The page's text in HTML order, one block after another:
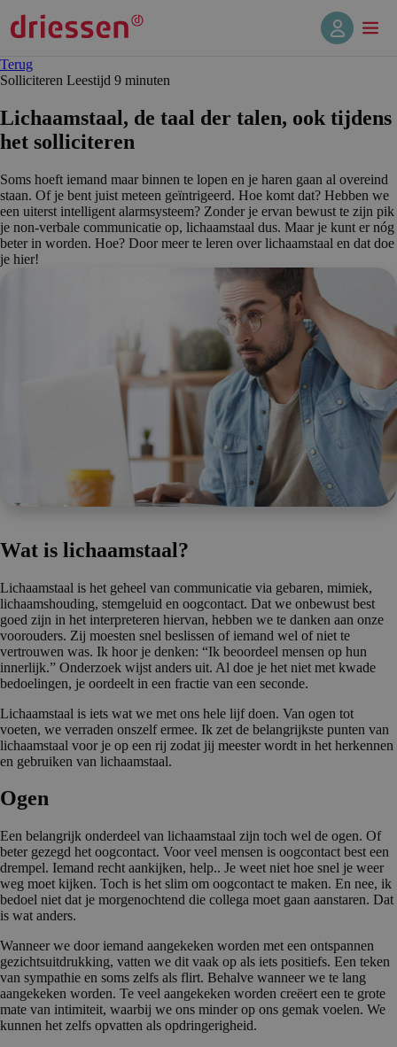
Terug
Solliciteren Leestijd 9 minuten
Lichaams­taal, de taal der talen, ook tijdens
het solliciteren
Soms hoeft iemand maar binnen te lopen en je haren gaan al overeind
staan. Of je bent juist meteen geïntrigeerd. Hoe komt dat? Hebben we
een uiterst intelligent alarmsysteem? Zonder je ervan bewust te zijn pik
je non-verbale communicatie op, lichaamstaal dus. Maar je kunt er nóg
beter in worden. Hoe? Door meer te leren over lichaamstaal en dat doe
je hier!
Wat is lichaams­taal?
Lichaamstaal is het geheel van communicatie via gebaren, mimiek,
lichaamshouding, stemgeluid en oogcontact. Dat we onbewust best
goed zijn in het interpreteren hiervan, hebben we te danken aan onze
voorouders. Zij moesten snel beslissen of iemand wel of niet te
vertrouwen was. Ik hoor je denken: “Ik beoordeel mensen op hun
innerlijk.” Onderzoek wijst anders uit. Al doe je het niet met kwade
bedoelingen, je oordeelt in een fractie van een seconde.
Lichaamstaal is iets wat we met ons hele lijf doen. Van ogen tot
voeten, we verraden onszelf ermee. Ik zet de belangrijkste punten van
lichaamstaal voor je op een rij zodat jij meester wordt in het herkennen
en gebruiken van lichaamstaal.
Ogen
Een belangrijk onderdeel van lichaamstaal zijn toch wel de ogen. Of
beter gezegd het oogcontact. Voor veel mensen is oogcontact best een
drempel. Iemand recht aankijken, help.. Je weet niet hoe snel je weer
weg moet kijken. Toch is het slim om oogcontact te maken. En nee, ik
bedoel niet dat je morgenochtend die collega moet gaan aanstaren. Dat
is wat anders.
Wanneer we door iemand aangekeken worden met een ontspannen
gezichtsuitdrukking, vatten we dit vaak op als iets positiefs. Een teken
van sympathie en soms zelfs als flirt. Behalve wanneer we te lang
aangekeken worden. Te veel aangekeken worden creëert een te grote
mate van intimiteit, waarbij we ons minder op ons gemak voelen. We
kunnen het zelfs opvatten als opdringerigheid.